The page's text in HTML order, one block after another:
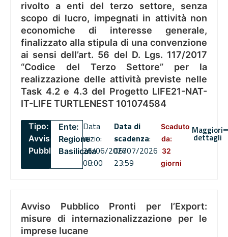
rivolto a enti del terzo settore, senza
scopo di lucro, impegnati in attività non
economiche di interesse generale,
finalizzato alla stipula di una convenzione
ai sensi dell’art. 56 del D. Lgs. 117/2017
“Codice del Terzo Settore” per la
realizzazione delle attività previste nelle
Task 4.2 e 4.3 del Progetto LIFE21-NAT-
IT-LIFE TURTLENEST 101074584
Tipo:
Avviso
Pubblico
Ente:
Regione
Basilicata
Data
inizio:
26/06/2026
08:00
Data di
scadenza:
06/07/2026
23:59
Scaduto
da:
32
giorni
Maggiori
dettagli
Avviso Pubblico Pronti per l’Export:
misure di internazionalizzazione per le
imprese lucane